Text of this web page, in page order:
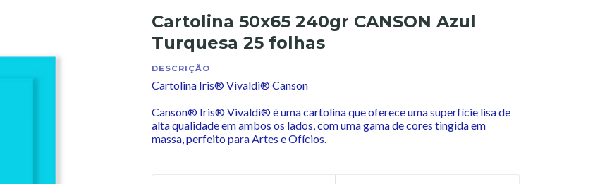
Cartolina 50x65 240gr CANSON Azul
Turquesa 25 folhas
DESCRIÇÃO
Cartolina Iris® Vivaldi® Canson
Canson® Iris® Vivaldi® é uma cartolina que oferece uma superfície lisa de
alta qualidade em ambos os lados, com uma gama de cores tingida em
massa, perfeito para Artes e Ofícios.